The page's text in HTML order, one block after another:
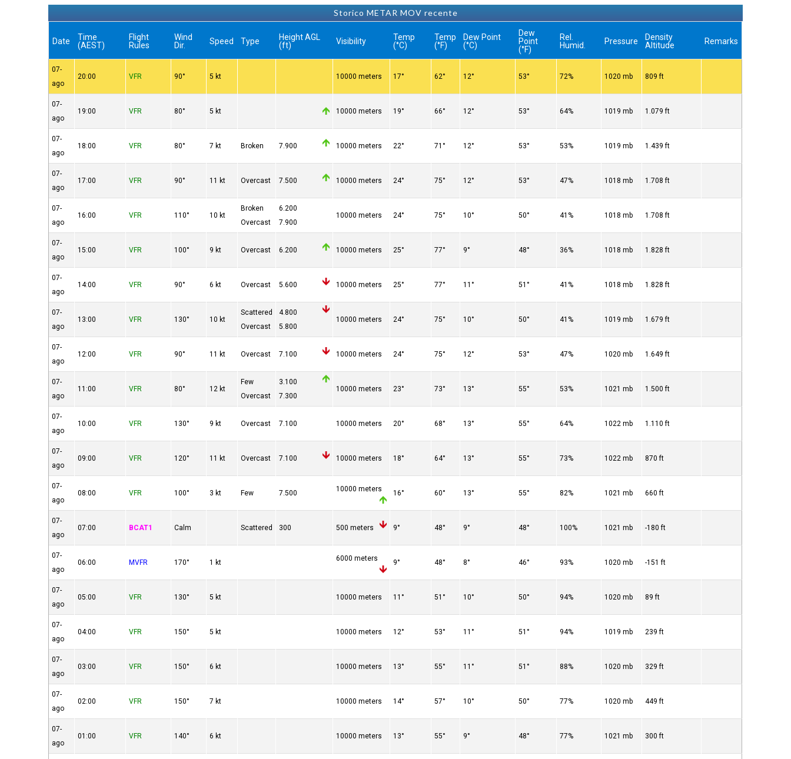
Storico METAR MOV recente
Date
Time
(AEST)
Flight
Rules
Wind
Dir.
Speed Type
Height AGL
(ft)
Visibility
Temp
(°C)
Temp
(°F)
Dew Point
(°C)
Dew
Point
(°F)
Rel.
Humid.
Pressure
Density
Altitude
Remarks
07-
ago
20:00 VFR 90° 5 kt 10000 meters 17° 62° 12° 53° 72% 1020 mb 809 ft
07-
ago
19:00 VFR 80° 5 kt 10000 meters 19° 66° 12° 53° 64% 1019 mb 1.079 ft
07-
ago
18:00 VFR 80° 7 kt Broken 7.900 10000 meters 22° 71° 12° 53° 53% 1019 mb 1.439 ft
07-
ago
17:00 VFR 90° 11 kt Overcast 7.500 10000 meters 24° 75° 12° 53° 47% 1018 mb 1.708 ft
07-
ago
16:00 VFR 110° 10 kt
Broken
Overcast
6.200
7.900
10000 meters 24° 75° 10° 50° 41% 1018 mb 1.708 ft
07-
ago
15:00 VFR 100° 9 kt Overcast 6.200 10000 meters 25° 77° 9° 48° 36% 1018 mb 1.828 ft
07-
ago
14:00 VFR 90° 6 kt Overcast 5.600 10000 meters 25° 77° 11° 51° 41% 1018 mb 1.828 ft
07-
ago
13:00 VFR 130° 10 kt
Scattered
Overcast
4.800
5.800
10000 meters 24° 75° 10° 50° 41% 1019 mb 1.679 ft
07-
ago
12:00 VFR 90° 11 kt Overcast 7.100 10000 meters 24° 75° 12° 53° 47% 1020 mb 1.649 ft
07-
ago
11:00 VFR 80° 12 kt
Few
Overcast
3.100
7.300
10000 meters 23° 73° 13° 55° 53% 1021 mb 1.500 ft
07-
ago
10:00 VFR 130° 9 kt Overcast 7.100 10000 meters 20° 68° 13° 55° 64% 1022 mb 1.110 ft
07-
ago
09:00 VFR 120° 11 kt Overcast 7.100 10000 meters 18° 64° 13° 55° 73% 1022 mb 870 ft
07-
ago
08:00 VFR 100° 3 kt Few 7.500 10000 meters 16° 60° 13° 55° 82% 1021 mb 660 ft
07-
ago
07:00 BCAT1 Calm Scattered 300 500 meters 9° 48° 9° 48° 100% 1021 mb -180 ft
07-
ago
06:00 MVFR 170° 1 kt 6000 meters 9° 48° 8° 46° 93% 1020 mb -151 ft
07-
ago
05:00 VFR 130° 5 kt 10000 meters 11° 51° 10° 50° 94% 1020 mb 89 ft
07-
ago
04:00 VFR 150° 5 kt 10000 meters 12° 53° 11° 51° 94% 1019 mb 239 ft
07-
ago
03:00 VFR 150° 6 kt 10000 meters 13° 55° 11° 51° 88% 1020 mb 329 ft
07-
ago
02:00 VFR 150° 7 kt 10000 meters 14° 57° 10° 50° 77% 1020 mb 449 ft
07-
ago
01:00 VFR 140° 6 kt 10000 meters 13° 55° 9° 48° 77% 1021 mb 300 ft